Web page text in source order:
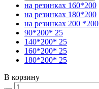
на резинках 160*200
на резинках 180*200
на резинках 200 *200
90*200* 25
140*200* 25
160*200* 25
180*200* 25
В корзину